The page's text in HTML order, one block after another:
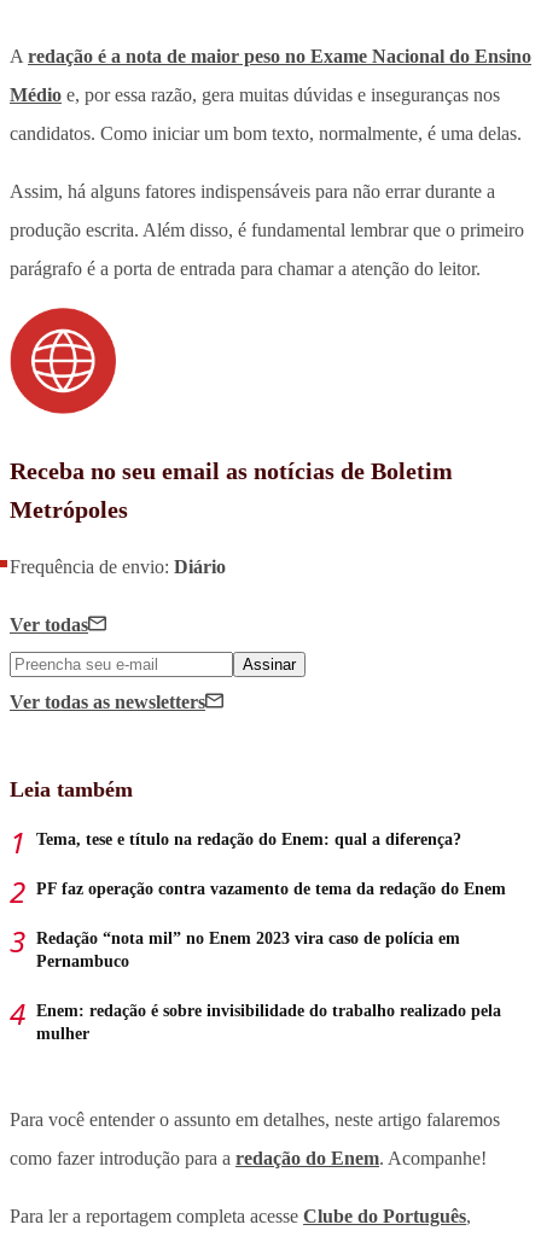
A redação é a nota de maior peso no Exame Nacional do Ensino
Médio e, por essa razão, gera muitas dúvidas e inseguranças nos
candidatos. Como iniciar um bom texto, normalmente, é uma delas.
Assim, há alguns fatores indispensáveis para não errar durante a
produção escrita. Além disso, é fundamental lembrar que o primeiro
parágrafo é a porta de entrada para chamar a atenção do leitor.
Receba no seu email as notícias de Boletim
Metrópoles
Frequência de envio: Diário
Ver todas
Assinar
Ver todas as newsletters
Leia também
Tema, tese e título na redação do Enem: qual a diferença?
PF faz operação contra vazamento de tema da redação do Enem
Redação “nota mil” no Enem 2023 vira caso de polícia em
Pernambuco
Enem: redação é sobre invisibilidade do trabalho realizado pela
mulher
Para você entender o assunto em detalhes, neste artigo falaremos
como fazer introdução para a redação do Enem. Acompanhe!
Para ler a reportagem completa acesse Clube do Português,